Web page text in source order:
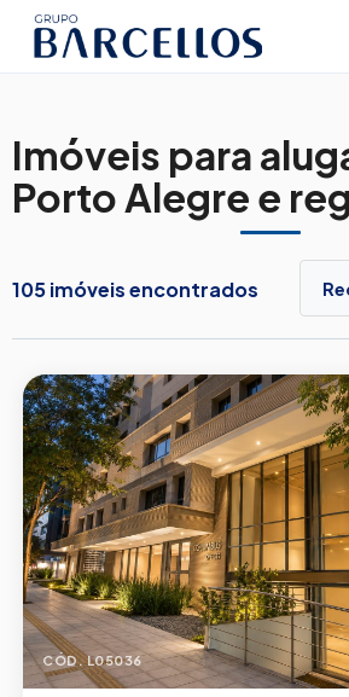
Imóveis para
Porto Alegre e
105 imóveis encontrados
CÓD. L05036